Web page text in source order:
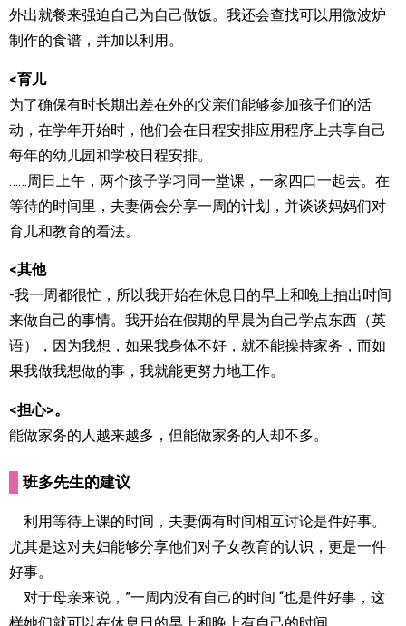
外出就餐来强迫自己为自己做饭。我还会查找可以用微波炉
制作的食谱，并加以利用。
<育儿
为了确保有时长期出差在外的父亲们能够参加孩子们的活
动，在学年开始时，他们会在日程安排应用程序上共享自己
每年的幼儿园和学校日程安排。
……周日上午，两个孩子学习同一堂课，一家四口一起去。在
等待的时间里，夫妻俩会分享一周的计划，并谈谈妈妈们对
育儿和教育的看法。
<其他
-我一周都很忙，所以我开始在休息日的早上和晚上抽出时间
来做自己的事情。我开始在假期的早晨为自己学点东西（英
语），因为我想，如果我身体不好，就不能操持家务，而如
果我做我想做的事，我就能更努力地工作。
<担心>。
能做家务的人越来越多，但能做家务的人却不多。
班多先生的建议
利用等待上课的时间，夫妻俩有时间相互讨论是件好事。
尤其是这对夫妇能够分享他们对子女教育的认识，更是一件
好事。
对于母亲来说，”一周内没有自己的时间 “也是件好事，这
样她们就可以在休息日的早上和晚上有自己的时间。